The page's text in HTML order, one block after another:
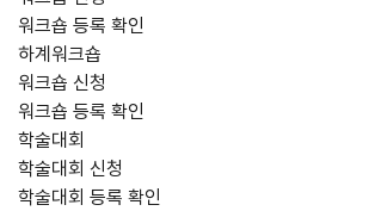
워크숍 등록 확인
하계워크숍
워크숍 신청
워크숍 등록 확인
학술대회
학술대회 신청
학술대회 등록 확인